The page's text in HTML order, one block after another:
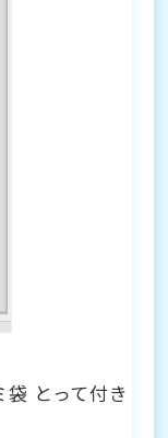
とって付き